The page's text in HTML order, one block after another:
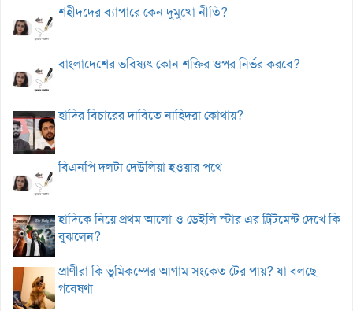
শহীদদের ব্যাপারে কেন দুমুখো নীতি?
বাংলাদেশের ভবিষ্যৎ কোন শক্তির ওপর নির্ভর করবে?
হাদির বিচারের দাবিতে নাহিদরা কোথায়?
বিএনপি দলটা দেউলিয়া হওয়ার পথে
হাদিকে নিয়ে প্রথম আলো ও ডেইলি স্টার এর ট্রিটমেন্ট দেখে কি
বুঝলেন?
প্রাণীরা কি ভূমিকম্পের আগাম সংকেত টের পায়? যা বলছে
গবেষণা